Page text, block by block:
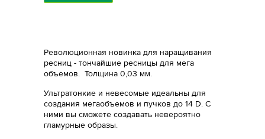
Революционная новинка для наращивания
ресниц - тончайшие ресницы для мега
объемов. Толщина 0,03 мм.
Ультратонкие и невесомые идеальны для
создания мегаобъемов и пучков до 14 D. С
ними вы сможете создавать невероятно
гламурные образы.